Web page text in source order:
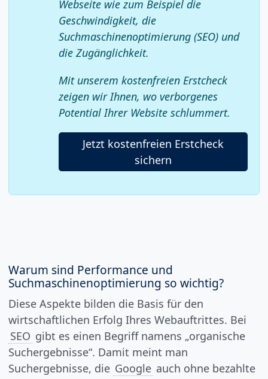
Webseite wie zum Beispiel die
Geschwindigkeit, die
Suchmaschinenoptimierung (SEO) und
die Zugänglichkeit.
Mit unserem kostenfreien Erstcheck
zeigen wir Ihnen, wo verborgenes
Potential Ihrer Website schlummert.
Jetzt kostenfreien Erstcheck
sichern
Warum sind Performance und
Suchmaschinenoptimierung so wichtig?
Diese Aspekte bilden die Basis für den
wirtschaftlichen Erfolg Ihres Webauftrittes. Bei
SEO gibt es einen Begriff namens „organische
Suchergebnisse“. Damit meint man
Suchergebnisse, die Google auch ohne bezahlte